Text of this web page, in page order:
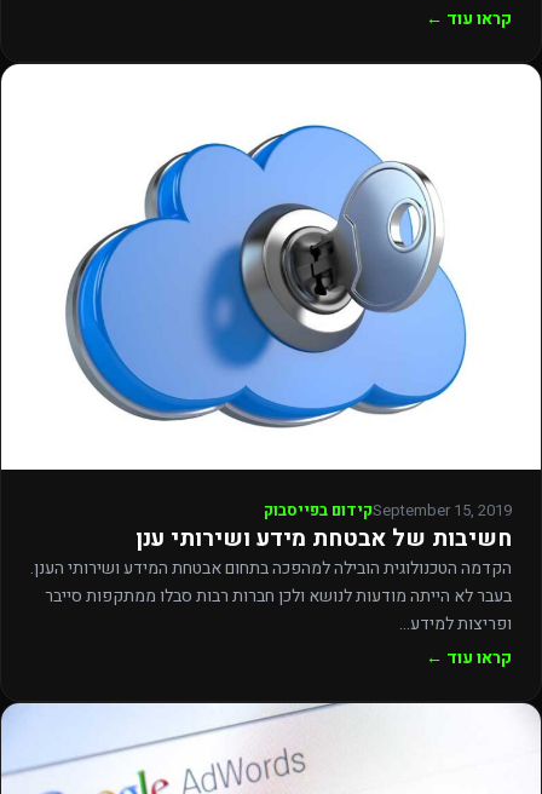
קראו עוד ←
September 15, 2019קידום בפייסבוק
חשיבות של אבטחת מידע ושירותי ענן
הקדמה הטכנולוגית הובילה למהפכה בתחום אבטחת המידע ושירותי הענן.
בעבר לא הייתה מודעות לנושא ולכן חברות רבות סבלו ממתקפות סייבר
ופריצות למידע…
קראו עוד ←